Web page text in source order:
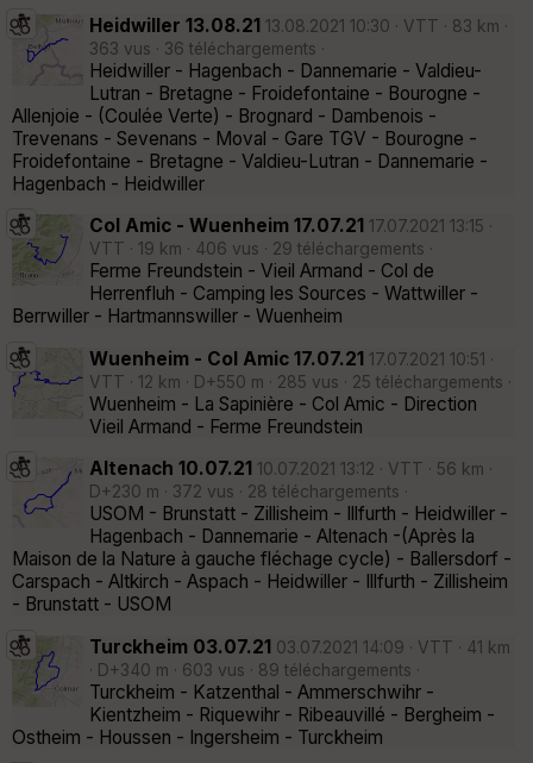
Heidwiller 13.08.21 13.08.2021 10:30 · VTT · 83 km ·
363 vus · 36 téléchargements ·
Heidwiller - Hagenbach - Dannemarie - Valdieu-
Lutran - Bretagne - Froidefontaine - Bourogne -
Allenjoie - (Coulée Verte) - Brognard - Dambenois -
Trevenans - Sevenans - Moval - Gare TGV - Bourogne -
Froidefontaine - Bretagne - Valdieu-Lutran - Dannemarie -
Hagenbach - Heidwiller
Col Amic - Wuenheim 17.07.21 17.07.2021 13:15 ·
VTT · 19 km · 406 vus · 29 téléchargements ·
Ferme Freundstein - Vieil Armand - Col de
Herrenfluh - Camping les Sources - Wattwiller -
Berrwiller - Hartmannswiller - Wuenheim
Wuenheim - Col Amic 17.07.21 17.07.2021 10:51 ·
VTT · 12 km · D+550 m · 285 vus · 25 téléchargements ·
Wuenheim - La Sapinière - Col Amic - Direction
Vieil Armand - Ferme Freundstein
Altenach 10.07.21 10.07.2021 13:12 · VTT · 56 km ·
D+230 m · 372 vus · 28 téléchargements ·
USOM - Brunstatt - Zillisheim - Illfurth - Heidwiller -
Hagenbach - Dannemarie - Altenach -(Après la
Maison de la Nature à gauche fléchage cycle) - Ballersdorf -
Carspach - Altkirch - Aspach - Heidwiller - Illfurth - Zillisheim
- Brunstatt - USOM
Turckheim 03.07.21 03.07.2021 14:09 · VTT · 41 km
· D+340 m · 603 vus · 89 téléchargements ·
Turckheim - Katzenthal - Ammerschwihr -
Kientzheim - Riquewihr - Ribeauvillé - Bergheim -
Ostheim - Houssen - Ingersheim - Turckheim